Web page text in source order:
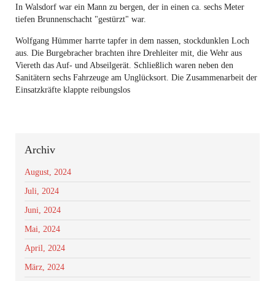
In Walsdorf war ein Mann zu bergen, der in einen ca. sechs Meter
tiefen Brunnenschacht "gestürzt" war.
Wolfgang Hümmer harrte tapfer in dem nassen, stockdunklen Loch
aus. Die Burgebracher brachten ihre Drehleiter mit, die Wehr aus
Viereth das Auf- und Abseilgerät. Schließlich waren neben den
Sanitätern sechs Fahrzeuge am Unglücksort. Die Zusammenarbeit der
Einsatzkräfte klappte reibungslos
Archiv
August, 2024
Juli, 2024
Juni, 2024
Mai, 2024
April, 2024
März, 2024